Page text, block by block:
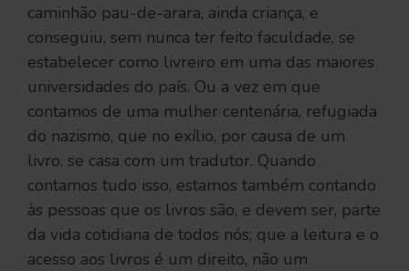
caminhão pau-de-arara, ainda criança, e
conseguiu, sem nunca ter feito faculdade, se
estabelecer como livreiro em uma das maiores
universidades do país. Ou a vez em que
contamos de uma mulher centenária, refugiada
do nazismo, que no exílio, por causa de um
livro, se casa com um tradutor. Quando
contamos tudo isso, estamos também contando
às pessoas que os livros são, e devem ser, parte
da vida cotidiana de todos nós; que a leitura e o
acesso aos livros é um direito, não um